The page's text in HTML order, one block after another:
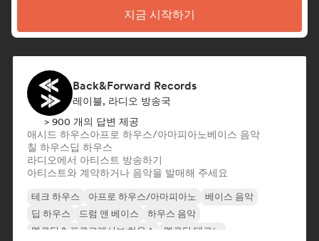
지금 시작하기
Back&Forward Records
레이블, 라디오 방송국
> 900 개의 답변 제공
애시드 하우스아프로 하우스/아마피아노베이스 음악
칠 하우스딥 하우스
라디오에서 아티스트 방송하기
아티스트와 계약하거나 음악을 발매해 주세요
테크 하우스 아프로 하우스/아마피아노
베이스 음악
딥 하우스
드럼 앤 베이스
하우스 음악
멜로딕 & 프로그레시브 하우스
멜로딕 테크노